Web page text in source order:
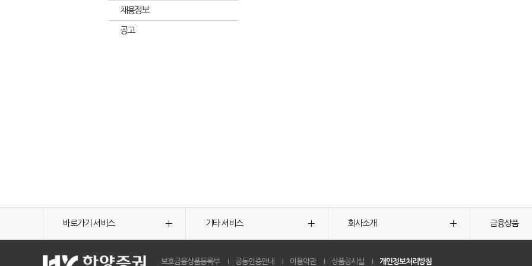
채용정보
공고
바로가기 서비스 기타 서비스 회사소개 금융상품
보호금융상품등록부 공동인증안내 이용약관 상품공시실 개인정보처리방침